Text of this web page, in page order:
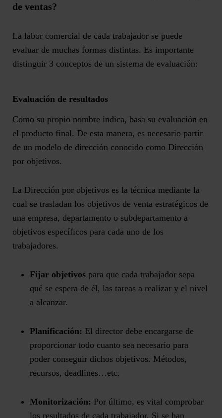
de ventas?
La labor comercial de cada trabajador se puede
evaluar de muchas formas distintas. Es importante
distinguir 3 conceptos de un sistema de evaluación:
Evaluación de resultados
Como su propio nombre indica, basa su evaluación en
el producto final. De esta manera, es necesario partir
de un modelo de dirección conocido como Dirección
por objetivos.
La Dirección por objetivos es la técnica mediante la
cual se trasladan los objetivos de venta estratégicos de
una empresa, departamento o subdepartamento a
objetivos específicos para cada uno de los
trabajadores.
Fijar objetivos para que cada trabajador sepa
qué se espera de él, las tareas a realizar y el nivel
a alcanzar.
Planificación: El director debe encargarse de
proporcionar todo cuanto sea necesario para
poder conseguir dichos objetivos. Métodos,
recursos, deadlines…etc.
Monitorización: Por último, es vital comprobar
los resultados de cada trabajador. Si se han